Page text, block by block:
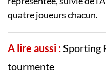
quatre joueurs chacun.
A lire aussi : Sporting
tourmente